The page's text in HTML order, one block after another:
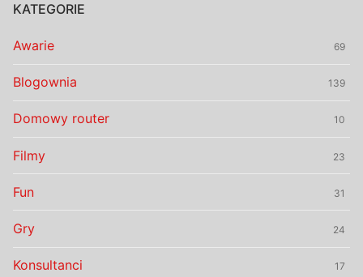
KATEGORIE
Awarie 69
Blogownia 139
Domowy router 10
Filmy 23
Fun 31
Gry 24
Konsultanci 17